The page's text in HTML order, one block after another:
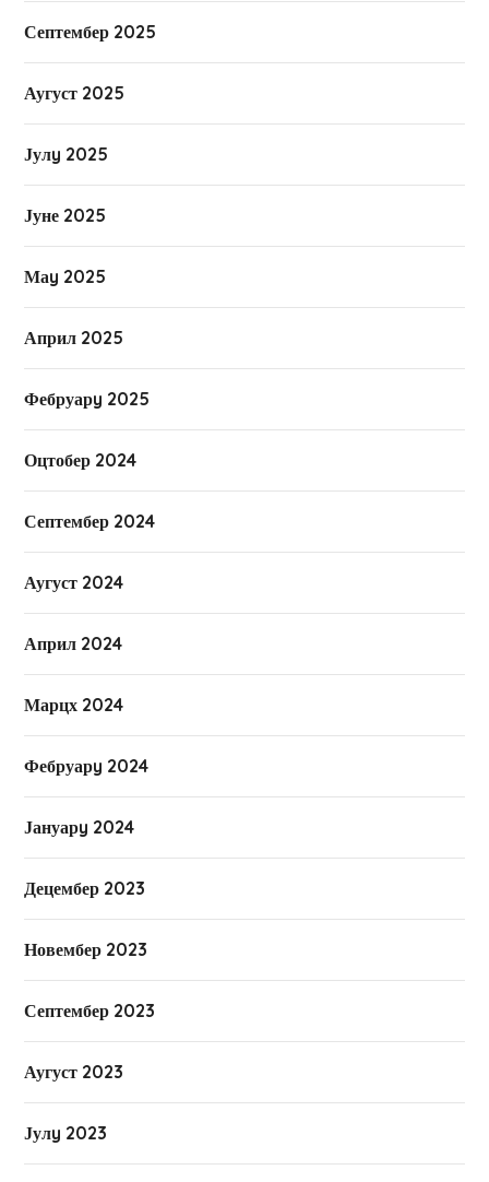
Септембер 2025
Аугуст 2025
Јулy 2025
Јуне 2025
Маy 2025
Април 2025
Фебруарy 2025
Оцтобер 2024
Септембер 2024
Аугуст 2024
Април 2024
Марцх 2024
Фебруарy 2024
Јануарy 2024
Децембер 2023
Новембер 2023
Септембер 2023
Аугуст 2023
Јулy 2023